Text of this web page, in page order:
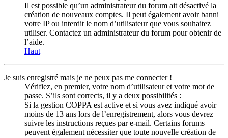
Il est possible qu’un administrateur du forum ait désactivé la
création de nouveaux comptes. Il peut également avoir banni
votre IP ou interdit le nom d’utilisateur que vous souhaitez
utiliser. Contactez un administrateur du forum pour obtenir de
l’aide.
Haut
Je suis enregistré mais je ne peux pas me connecter !
Vérifiez, en premier, votre nom d’utilisateur et votre mot de
passe. S’ils sont corrects, il y a deux possibilités :
Si la gestion COPPA est active et si vous avez indiqué avoir
moins de 13 ans lors de l’enregistrement, alors vous devrez
suivre les instructions reçues par e-mail. Certains forums
peuvent également nécessiter que toute nouvelle création de